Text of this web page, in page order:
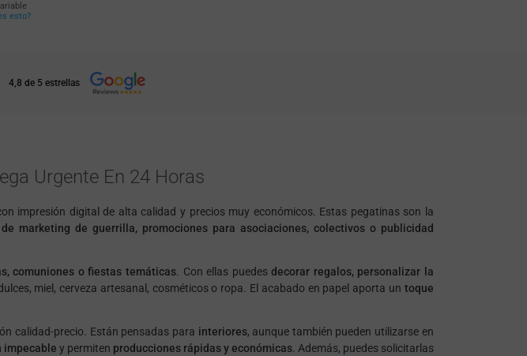
esto?
4,8 de 5 estrellas
Urgente En 24 Horas
impresión digital de alta calidad y precios muy económicos. Estas pegatinas son la
marketing de guerrilla, promociones para asociaciones, colectivos o publicidad
comuniones o fiestas temáticas. Con ellas puedesdecorar regalos, personalizar la
miel, cerveza artesanal, cosméticos o ropa. El acabado en papel aporta un toque
calidad-precio. Están pensadas para interiores, aunque también pueden utilizarse en
impecable y permiten producciones rápidas y económicas. Además, puedes solicitarlas